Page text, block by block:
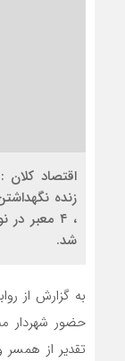
اقتصاد
زنده
شد.
حضور شهردار
تقدیر از